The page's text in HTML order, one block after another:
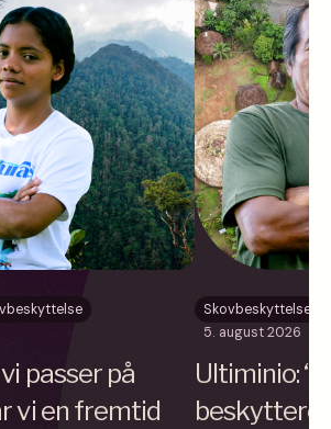
passer på
vi en fremtid
Skovbeskyttelse
5. august 2026
Ultiminio:
beskyttere”